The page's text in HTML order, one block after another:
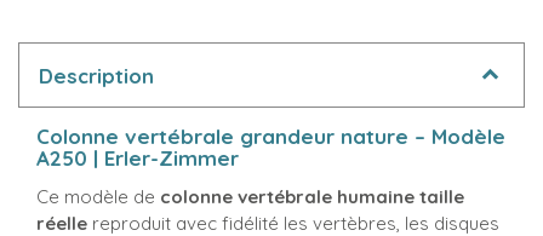
Description
Colonne vertébrale grandeur nature – Modèle
A250 | Erler-Zimmer
Ce modèle de colonne vertébrale humaine taille
réelle reproduit avec fidélité les vertèbres, les disques